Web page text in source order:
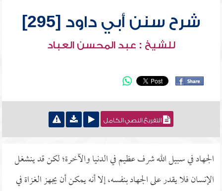
شرح سنن أبي داود [295]
للشيخ : عبد المحسن العباد
التفريغ النصي الكامل
الجهاد في سبيل الله شرف عظيم في الدنيا والآخرة؛ لكن قد ينشغل
الإنسان فلا يقدر على الجهاد بنفسه، إلا أنه يمكن أن يجهز الغزاة في